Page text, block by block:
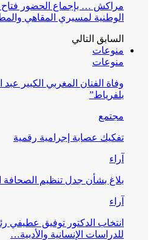
مراكش … بإجماع الحضور فتاح
الوطنية لمسيري المقاهي
السابق التالي
منوعات
منوعات
وفاة الفنان المغربي الكبير عبد
بلفرياط”
مجتمع
تفكيك عصابة إجرامية رقمية
آراء
بلاغ بشأن جدل تنظيم الصحافة
آراء
انتخاب الدكتور توفيق عطيفي
للدراسات الإنسانية والأدبية…